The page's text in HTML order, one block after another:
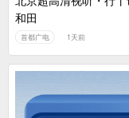
和田
首都广电 1天前